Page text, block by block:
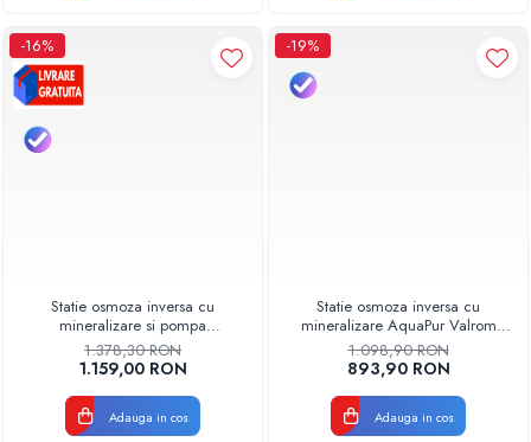
-16%
Statie osmoza inversa cu
mineralizare si pompa
AQUA05323311020 Aquapur
Valhoh Valrom
1.378,30 RON
1.159,00 RON
Adauga in cos
-19%
Statie osmoza inversa cu
mineralizare AquaPur Valrom
AQUA05322311020, fara
pompa, 6 trepte, rezervor 12 L
1.098,90 RON
893,90 RON
Adauga in cos